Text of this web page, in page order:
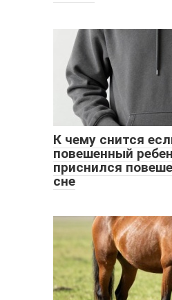
К чему снится
повешенный
приснился
сне